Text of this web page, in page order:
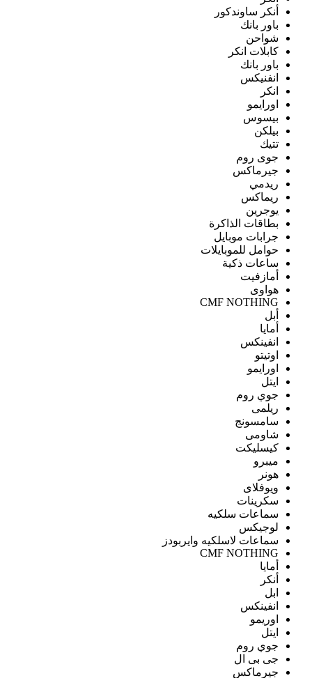
أنكر ساوندكور
باور بانك
شواحن
كابلات انكر
باور بانك
انفنيكس
انكر
اورايمو
بيسوس
بيلكن
تتيك
جوى روم
جيرماكس
ريدمي
ريماكس
يوجرين
بطاقات الذاكرة
جرابات موبايل
حوامل للموبايلات
ساعات ذكية
أمازفيت
هواوى
CMF NOTHING
أبل
أمايا
انفينكس
اوتيتو
اورايمو
ايتل
جوي روم
ريلمى
سامسونج
شاومى
كيسليكت
ميبرو
هونر
ويوفلاى
سكرينات
سماعات سلكيه
لوجيكس
سماعات لاسلكيه وايربودز
CMF NOTHING
أمايا
أنكر
ابل
انفينكس
اوريمو
ايتل
جوي روم
جى بى ال
جيرماكس